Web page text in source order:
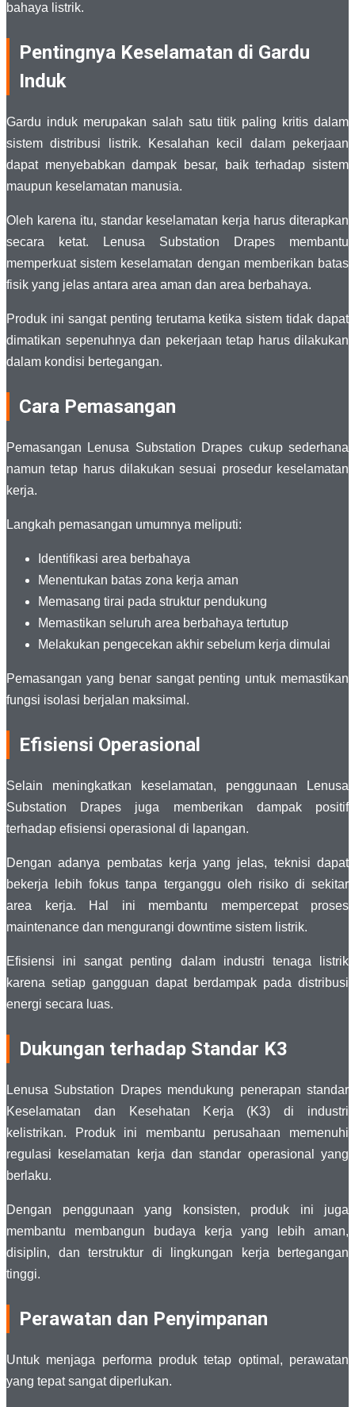
bahaya listrik.
Pentingnya Keselamatan di Gardu
Induk
Gardu induk merupakan salah satu titik paling kritis dalam
sistem distribusi listrik. Kesalahan kecil dalam pekerjaan
dapat menyebabkan dampak besar, baik terhadap sistem
maupun keselamatan manusia.
Oleh karena itu, standar keselamatan kerja harus diterapkan
secara ketat. Lenusa Substation Drapes membantu
memperkuat sistem keselamatan dengan memberikan batas
fisik yang jelas antara area aman dan area berbahaya.
Produk ini sangat penting terutama ketika sistem tidak dapat
dimatikan sepenuhnya dan pekerjaan tetap harus dilakukan
dalam kondisi bertegangan.
Cara Pemasangan
Pemasangan Lenusa Substation Drapes cukup sederhana
namun tetap harus dilakukan sesuai prosedur keselamatan
kerja.
Langkah pemasangan umumnya meliputi:
Identifikasi area berbahaya
Menentukan batas zona kerja aman
Memasang tirai pada struktur pendukung
Memastikan seluruh area berbahaya tertutup
Melakukan pengecekan akhir sebelum kerja dimulai
Pemasangan yang benar sangat penting untuk memastikan
fungsi isolasi berjalan maksimal.
Efisiensi Operasional
Selain meningkatkan keselamatan, penggunaan Lenusa
Substation Drapes juga memberikan dampak positif
terhadap efisiensi operasional di lapangan.
Dengan adanya pembatas kerja yang jelas, teknisi dapat
bekerja lebih fokus tanpa terganggu oleh risiko di sekitar
area kerja. Hal ini membantu mempercepat proses
maintenance dan mengurangi downtime sistem listrik.
Efisiensi ini sangat penting dalam industri tenaga listrik
karena setiap gangguan dapat berdampak pada distribusi
energi secara luas.
Dukungan terhadap Standar K3
Lenusa Substation Drapes mendukung penerapan standar
Keselamatan dan Kesehatan Kerja (K3) di industri
kelistrikan. Produk ini membantu perusahaan memenuhi
regulasi keselamatan kerja dan standar operasional yang
berlaku.
Dengan penggunaan yang konsisten, produk ini juga
membantu membangun budaya kerja yang lebih aman,
disiplin, dan terstruktur di lingkungan kerja bertegangan
tinggi.
Perawatan dan Penyimpanan
Untuk menjaga performa produk tetap optimal, perawatan
yang tepat sangat diperlukan.